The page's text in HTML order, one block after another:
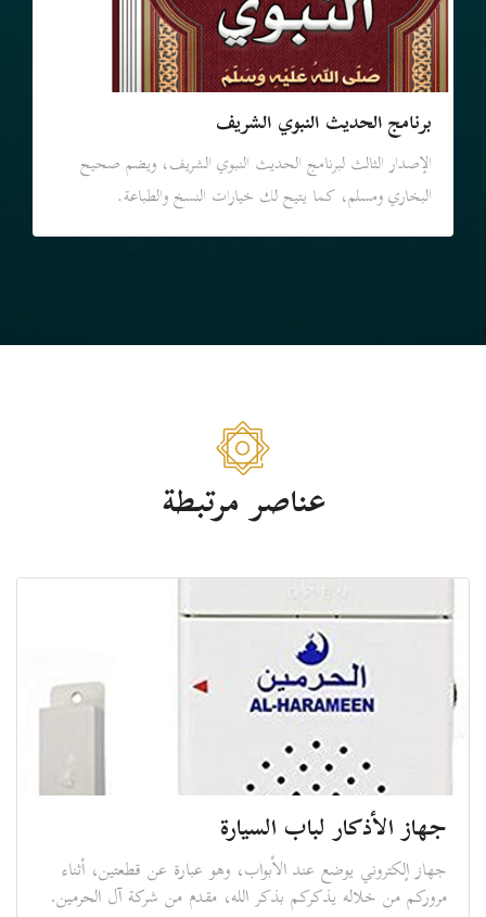
برنامج الحديث النبوي الشريف
الإصدار الثالث لبرنامج الحديث النبوي الشريف، ويضم صحيح
البخاري ومسلم، كما يتيح لك خيارات النسخ والطباعة.
عناصر مرتبطة
جهاز الأذكار لباب السيارة
جهاز إلكتروني يوضع عند الأبواب، وهو عبارة عن قطعتين، أثناء
مروركم من خلاله يذكركم بذكر الله، مقدم من شركة آل الحرمين.